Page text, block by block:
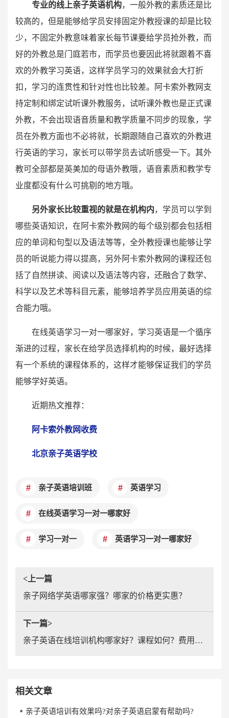
专业的线上亲子英语机构，一般外教的素质还是比
较高的，但是能够给学员安排固定外教授课的却是比较
少，不固定外教意味着家长每节课要给学员抢外教，而
好的外教总是门庭若市，而学员也要因此将就跟着不喜
欢的外教学习英语，这样学员学习的效果就会大打折
扣，学习的连贯性和针对性也比较差。阿卡索外教网支
持定制和绑定试听课外教服务，试听课外教也是正式课
外教，不会出现语音质量和教学质量不同步的现象，学
员在外教方面也不必将就，长期跟随自己喜欢的外教进
行英语的学习，家长可以带学员去试听感受一下。其外
教可全部都是英美加的母语外教哦，语音素质和教学专
业度都没有什么可挑剔的地方哦。
另外家长比较重视的就是在机构内，学员可以学到
哪些英语知识，在阿卡索外教网的每个级别都会包括相
应的单词和句型以及语法等等，全外教授课也能够让学
员的听说能力得以提高，另外阿卡索外教网的课程还包
括了自然拼读、阅读以及语法等内容，还融合了数学、
科学以及艺术等科目元素，能够培养学员应用英语的综
合能力哦。
在线英语学习一对一哪家好，学习英语是一个循序
渐进的过程，家长在给学员选择机构的时候，最好选择
有一个系统的课程体系的，这样才能够保证我们的学员
能够学好英语。
近期热文推荐：
阿卡索外教网收费
北京亲子英语学校
亲子英语培训班 英语学习
在线英语学习一对一哪家好
学习一对一 英语学习一对一哪家好
<上一篇
亲子网络学英语哪家强？哪家的价格更实惠？
下一篇>
亲子英语在线培训机构哪家好？课程如何？费用怎么算？
相关文章
亲子英语培训有效果吗?对亲子英语启蒙有帮助吗?